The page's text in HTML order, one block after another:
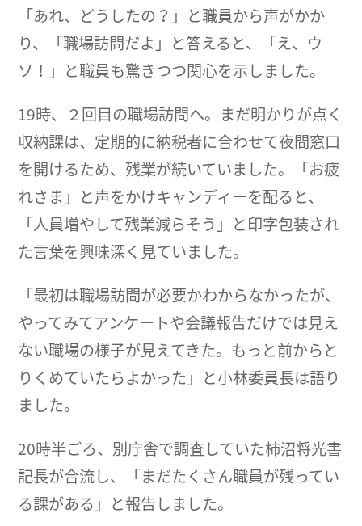
「あれ、どうしたの？」と職員から声がかか
り、「職場訪問だよ」と答えると、「え、ウ
ソ！」と職員も驚きつつ関心を示しました。
19時、２回目の職場訪問へ。まだ明かりが点く
収納課は、定期的に納税者に合わせて夜間窓口
を開けるため、残業が続いていました。「お疲
れさま」と声をかけキャンディーを配ると、
「人員増やして残業減らそう」と印字包装され
た言葉を興味深く見ていました。
「最初は職場訪問が必要かわからなかったが、
やってみてアンケートや会議報告だけでは見え
ない職場の様子が見えてきた。もっと前からと
りくめていたらよかった」と小林委員長は語り
ました。
20時半ごろ、別庁舎で調査していた柿沼将光書
記長が合流し、「まだたくさん職員が残ってい
る課がある」と報告しました。